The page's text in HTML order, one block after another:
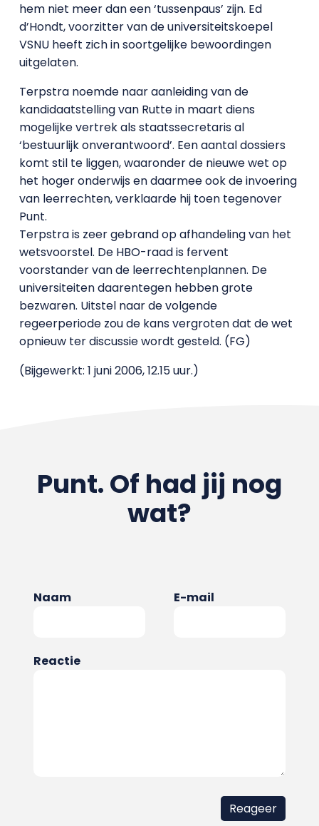
hem niet meer dan een ‘tussenpaus’ zijn. Ed
d’Hondt, voorzitter van de universiteitskoepel
VSNU heeft zich in soortgelijke bewoordingen
uitgelaten.
Terpstra noemde naar aanleiding van de
kandidaatstelling van Rutte in maart diens
mogelijke vertrek als staatssecretaris al
‘bestuurlijk onverantwoord’. Een aantal dossiers
komt stil te liggen, waaronder de nieuwe wet op
het hoger onderwijs en daarmee ook de invoering
van leerrechten, verklaarde hij toen tegenover
Punt.
Terpstra is zeer gebrand op afhandeling van het
wetsvoorstel. De HBO-raad is fervent
voorstander van de leerrechtenplannen. De
universiteiten daarentegen hebben grote
bezwaren. Uitstel naar de volgende
regeerperiode zou de kans vergroten dat de wet
opnieuw ter discussie wordt gesteld. (FG)
(Bijgewerkt: 1 juni 2006, 12.15 uur.)
Punt. Of had jij nog
wat?
Naam E-mail
Reactie